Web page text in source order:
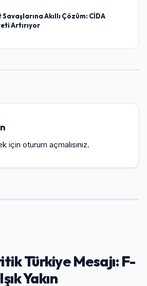
Savaşlarına Akıllı Çözüm: CİDA
Artırıyor
için oturum açmalısınız.
Türkiye Mesajı: F-
Yakın